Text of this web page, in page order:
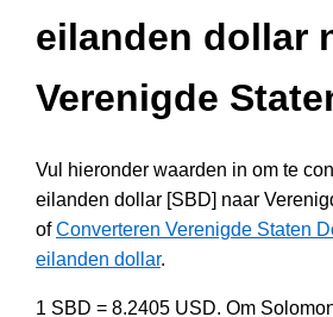
eilanden dollar
Verenigde
Vul hieronder waarden in om te
eilanden dollar [SBD] naar
ofConverteren Verenigde Staten
eilanden dollar.
1 SBD = 8.2405 USD. Om